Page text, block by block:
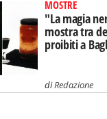
MOSTRE
"La magia
mostra tra
proibiti a
diRedazione